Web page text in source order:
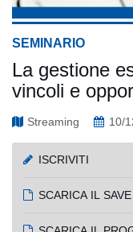
SEMINARIO
La gestione
vincoli e
Streaming 10/
ISCRIVITI
SCARICA IL